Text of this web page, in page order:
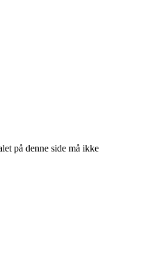
på denne side må ikke